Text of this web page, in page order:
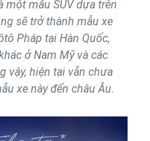
một mẫu SUV dựa trên
sẽ trở thành mẫu xe
Pháp tại Hàn Quốc,
ở Nam Mỹ và các
vậy, hiện tại vẫn chưa
xe này đến châu Âu.